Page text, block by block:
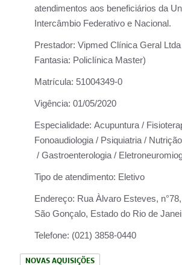
atendimentos aos beneficiários da
Intercâmbio Federativo e Nacional.
Prestador: Vipmed Clínica Geral
Fantasia: Policlínica Master)
Matrícula: 51004349-0
Vigência: 01/05/2020
Especialidade: Acupuntura /
Fonoaudiologia / Psiquiatria /
/ Gastroenterologia /
Tipo de atendimento: Eletivo
Endereço: Rua Àlvaro Esteves,
São Gonçalo, Estado do Rio de
Telefone: (021) 3858-0440
NOVAS AQUISIÇÕES